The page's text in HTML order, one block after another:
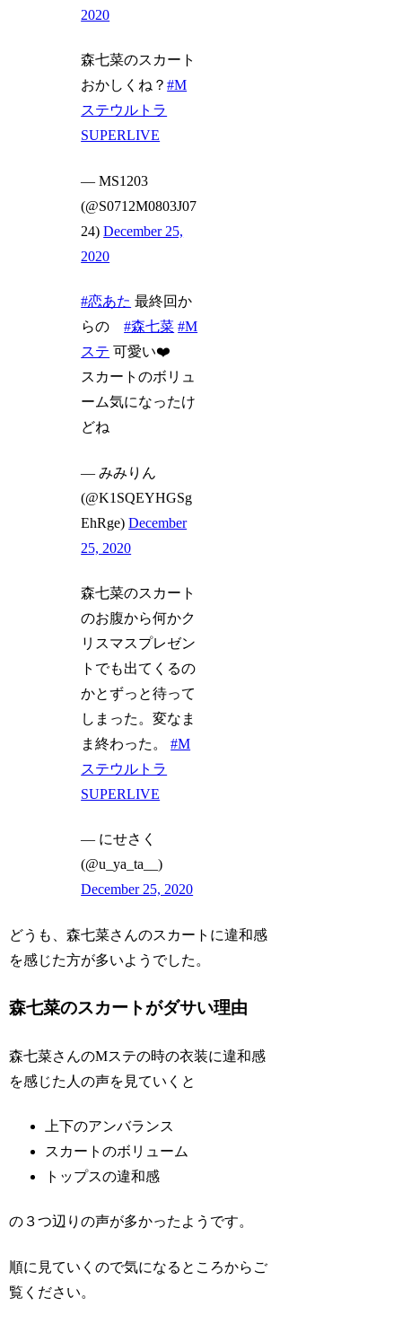
2020
森七菜のスカート
おかしくね？#M
ステウルトラ
SUPERLIVE
— MS1203
(@S0712M0803J07
24)December 25,
2020
#恋あた 最終回か
らの#森七菜 #M
ステ 可愛い❤️
スカートのボリュ
ーム気になったけ
どね
— みみりん
(@K1SQEYHGSg
EhRge)December
25, 2020
森七菜のスカート
のお腹から何かク
リスマスプレゼン
トでも出てくるの
かとずっと待って
しまった。変なま
ま終わった。#M
ステウルトラ
SUPERLIVE
— にせさく
(@u_ya_ta__)
December 25, 2020
どうも、森七菜さんのスカートに違和感
を感じた方が多いようでした。
森七菜のスカートがダサい理由
森七菜さんのMステの時の衣装に違和感
を感じた人の声を見ていくと
上下のアンバランス
スカートのボリューム
トップスの違和感
の３つ辺りの声が多かったようです。
順に見ていくので気になるところからご
覧ください。